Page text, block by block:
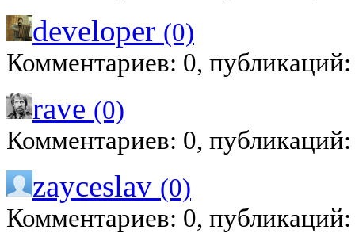
developer (0)
Комментариев: 0,
rave (0)
Комментариев: 0,
zayceslav (0)
Комментариев: 0,